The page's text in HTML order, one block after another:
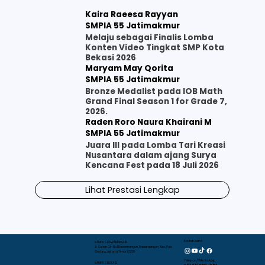
Kaira Raeesa Rayyan
SMPIA 55 Jatimakmur
Melaju sebagai Finalis Lomba
Konten Video Tingkat SMP Kota
Bekasi 2026
Maryam May Qorita
SMPIA 55 Jatimakmur
Bronze Medalist pada IOB Math
Grand Final Season 1 for Grade 7,
2026.
Raden Roro Naura Khairani M
SMPIA 55 Jatimakmur
Juara III pada Lomba Tari Kreasi
Nusantara dalam ajang Surya
Kencana Fest pada 18 Juli 2026
Lihat Prestasi Lengkap
KAMPUS RAWAMANGUN
Jl. Sunan Giri No.1 Rawamangun, Rawamangun, Kec. Pulo
Gadung, Jakarta Timur 13220
KAMPUS BEKASI
Kontak Kami
Telepon/WhatsApp